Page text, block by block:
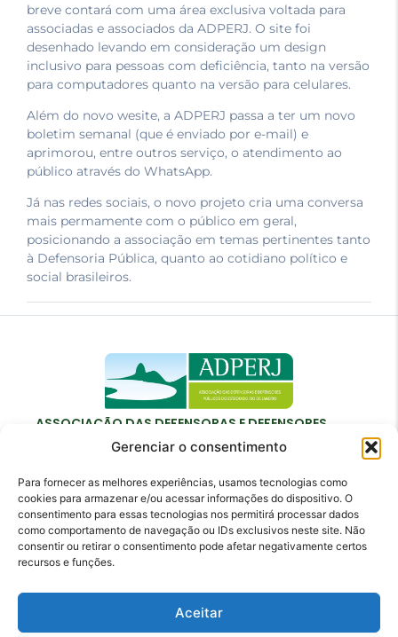
Gerenciar o consentimento
Para fornecer as melhores experiências, usamos tecnologias como
cookies para armazenar e/ou acessar informações do dispositivo. O
consentimento para essas tecnologias nos permitirá processar dados
como comportamento de navegação ou IDs exclusivos neste site. Não
consentir ou retirar o consentimento pode afetar negativamente certos
recursos e funções.
Aceitar
breve contará com uma área exclusiva voltada para
associadas e associados da ADPERJ. O site foi
desenhado levando em consideração um design
inclusivo para pessoas com deficiência, tanto na versão
para computadores quanto na versão para celulares.
Além do novo wesite, a ADPERJ passa a ter um novo
boletim semanal (que é enviado por e-mail) e
aprimorou, entre outros serviço, o atendimento ao
público através do WhatsApp.
Já nas redes sociais, o novo projeto cria uma conversa
mais permamente com o público em geral,
posicionando a associação em temas pertinentes tanto
à Defensoria Pública, quanto ao cotidiano político e
social brasileiros.
ASSOCIAÇÃO DAS DEFENSORAS E DEFENSORES
PÚBLICOS DO ESTADO DO RIO DE JANEIRO
Contato
adperj@adperj.com.br
(21) 2220-6022